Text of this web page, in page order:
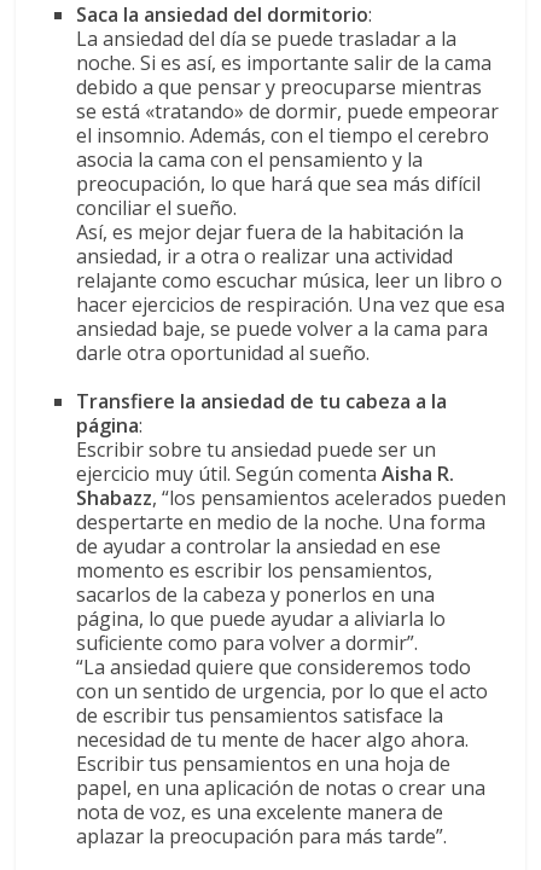
Saca la ansiedad del dormitorio:
La ansiedad del día se puede trasladar a la
noche. Si es así, es importante salir de la cama
debido a que pensar y preocuparse mientras
se está «tratando» de dormir, puede empeorar
el insomnio. Además, con el tiempo el cerebro
asocia la cama con el pensamiento y la
preocupación, lo que hará que sea más difícil
conciliar el sueño.
Así, es mejor dejar fuera de la habitación la
ansiedad, ir a otra o realizar una actividad
relajante como escuchar música, leer un libro o
hacer ejercicios de respiración. Una vez que esa
ansiedad baje, se puede volver a la cama para
darle otra oportunidad al sueño.
Transfiere la ansiedad de tu cabeza a la
página:
Escribir sobre tu ansiedad puede ser un
ejercicio muy útil. Según comentaAisha R.
Shabazz, “los pensamientos acelerados pueden
despertarte en medio de la noche. Una forma
de ayudar a controlar la ansiedad en ese
momento es escribir los pensamientos,
sacarlos de la cabeza y ponerlos en una
página, lo que puede ayudar a aliviarla lo
suficiente como para volver a dormir”.
“La ansiedad quiere que consideremos todo
con un sentido de urgencia, por lo que el acto
de escribir tus pensamientos satisface la
necesidad de tu mente de hacer algo ahora.
Escribir tus pensamientos en una hoja de
papel, en una aplicación de notas o crear una
nota de voz, es una excelente manera de
aplazar la preocupación para más tarde”.